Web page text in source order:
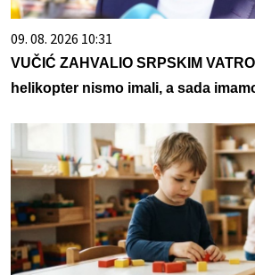
09. 08. 2026 10:31
VUČIĆ ZAHVALIO SRPSKIM
helikopter nismo imali, a sada